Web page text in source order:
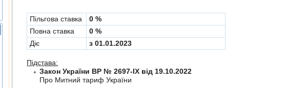
Пільгова ставка
0 %
Повна ставка
0 %
Діє
з 01.01.2023
Підстава:
Закон України ВР № 2697-IX від 19.10.2022
Про Митний тариф України